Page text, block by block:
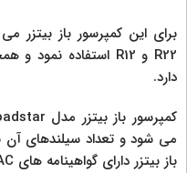
دارد.
باز بیتزر دارای گواهینامه های CE , EAC و RS می باشد.